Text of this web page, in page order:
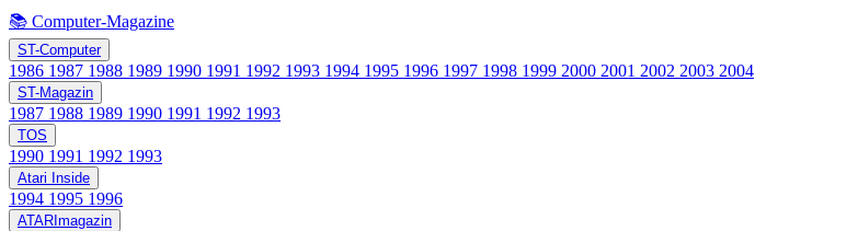
📚 Computer-Magazine
ST-Computer
1986 1987 1988 1989 1990 1991 1992 1993 1994 1995 1996 1997 1998 1999 2000 2001 2002 2003 2004
ST-Magazin
1987 1988 1989 1990 1991 1992 1993
TOS
1990 1991 1992 1993
Atari Inside
1994 1995 1996
ATARImagazin